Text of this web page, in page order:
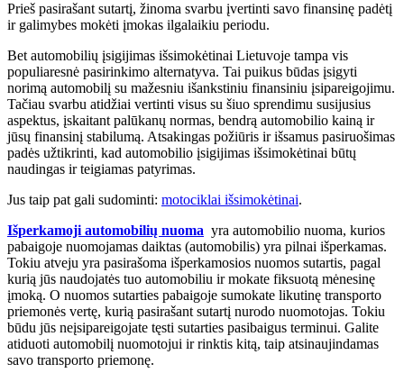
Prieš pasirašant sutartį, žinoma svarbu įvertinti savo finansinę padėtį
ir galimybes mokėti įmokas ilgalaikiu periodu.
Bet automobilių įsigijimas išsimokėtinai Lietuvoje tampa vis
populiaresnė pasirinkimo alternatyva. Tai puikus būdas įsigyti
norimą automobilį su mažesniu išankstiniu finansiniu įsipareigojimu.
Tačiau svarbu atidžiai vertinti visus su šiuo sprendimu susijusius
aspektus, įskaitant palūkanų normas, bendrą automobilio kainą ir
jūsų finansinį stabilumą. Atsakingas požiūris ir išsamus pasiruošimas
padės užtikrinti, kad automobilio įsigijimas išsimokėtinai būtų
naudingas ir teigiamas patyrimas.
Jus taip pat gali sudominti: motociklai išsimokėtinai.
Išperkamoji automobilių nuoma yra automobilio nuoma, kurios
pabaigoje nuomojamas daiktas (automobilis) yra pilnai išperkamas.
Tokiu atveju yra pasirašoma išperkamosios nuomos sutartis, pagal
kurią jūs naudojatės tuo automobiliu ir mokate fiksuotą mėnesinę
įmoką. O nuomos sutarties pabaigoje sumokate likutinę transporto
priemonės vertę, kurią pasirašant sutartį nurodo nuomotojas. Tokiu
būdu jūs neįsipareigojate tęsti sutarties pasibaigus terminui. Galite
atiduoti automobilį nuomotojui ir rinktis kitą, taip atsinaujindamas
savo transporto priemonę.